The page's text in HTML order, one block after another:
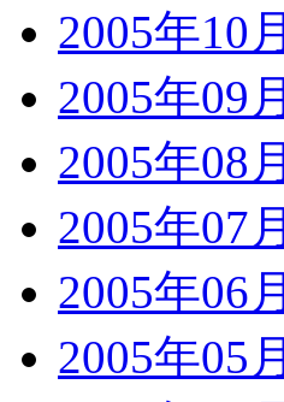
2005年10月
2005年09月
2005年08月
2005年07月
2005年06月
2005年05月